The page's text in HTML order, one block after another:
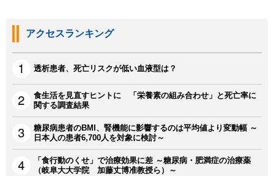
アクセスランキング
透析患者、死亡リスクが低い血液型は？
食生活を見直すヒントに 「栄養素の組み合わせ」と死亡率に
関する調査結果
糖尿病患者のBMI、腎機能に影響するのは平均値より変動幅 ～
日本人の患者6,700人を対象に検討～
「食行動のくせ」で治療効果に差 ～糖尿病・肥満症の治療薬
（岐阜大大学院 加藤丈博准教授ら）～